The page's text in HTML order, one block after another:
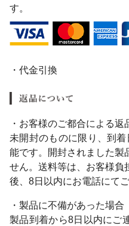
す。
・代金引換
・お客様のご都合による返
未開封のものに限り、到
能です。開封されました製
せん。送料等は、お客様負
後、8日以内にお電話にてご
・製品に不備があった場合
製品到着から8日以内にご